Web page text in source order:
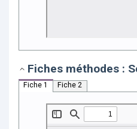
Fiches méthodes :
Fiche 1 Fiche 2